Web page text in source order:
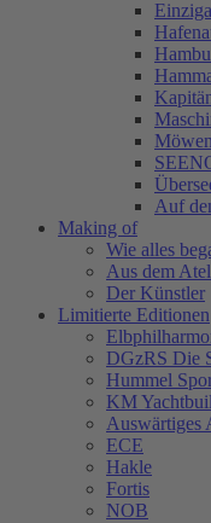
Auf
Making of
Wie alles
Aus dem
Der Künstler
Limitierte Editionen
DGzRS Die
Hummel
KM
Auswärtiges
ECE
Hakle
Fortis
NOB